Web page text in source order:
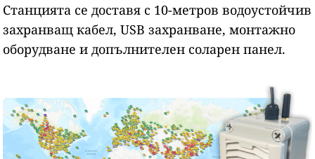
Станцията се доставя с 10-метров водоустойчив
захранващ кабел, USB захранване, монтажно
оборудване и допълнителен соларен панел.